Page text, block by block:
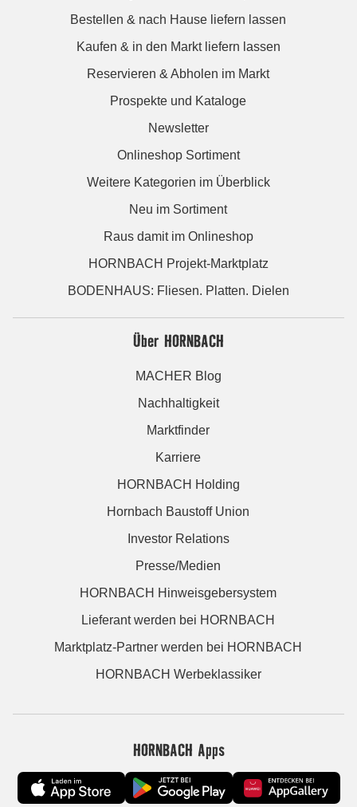
Bestellen & nach Hause liefern lassen
Kaufen & in den Markt liefern lassen
Reservieren & Abholen im Markt
Prospekte und Kataloge
Newsletter
Onlineshop Sortiment
Weitere Kategorien im Überblick
Neu im Sortiment
Raus damit im Onlineshop
HORNBACH Projekt-Marktplatz
BODENHAUS: Fliesen. Platten. Dielen
Über HORNBACH
MACHER Blog
Nachhaltigkeit
Marktfinder
Karriere
HORNBACH Holding
Hornbach Baustoff Union
Investor Relations
Presse/Medien
HORNBACH Hinweisgebersystem
Lieferant werden bei HORNBACH
Marktplatz-Partner werden bei HORNBACH
HORNBACH Werbeklassiker
HORNBACH Apps